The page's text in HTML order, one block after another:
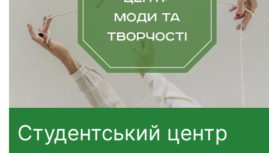
Студентський центр